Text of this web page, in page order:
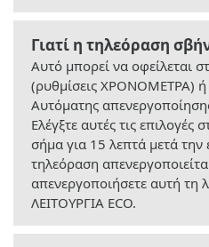
Γιατί η τηλεόραση
Αυτό μπορεί να οφείλεται
(ρυθμίσεις ΧΡΟΝΟΜΕΤΡΑ) ή
Αυτόματης
Ελέγξτε αυτές τις επιλογές
σήμα για 15 λεπτά μετά την
τηλεόραση
απενεργοποιήσετε αυτή τη
ΛΕΙΤΟΥΡΓΙΑ ECO.